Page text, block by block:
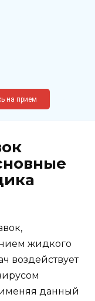
62, к12
на прием
жидкого
воздействует
данный